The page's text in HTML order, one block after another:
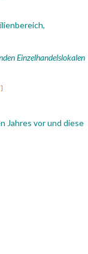
Einzelhandelslokalen
]
Jahres vor und diese